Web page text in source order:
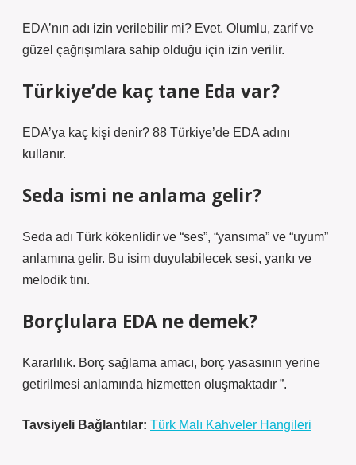
EDA’nın adı izin verilebilir mi? Evet. Olumlu, zarif ve
güzel çağrışımlara sahip olduğu için izin verilir.
Türkiye’de kaç tane Eda var?
EDA’ya kaç kişi denir? 88 Türkiye’de EDA adını
kullanır.
Seda ismi ne anlama gelir?
Seda adı Türk kökenlidir ve “ses”, “yansıma” ve “uyum”
anlamına gelir. Bu isim duyulabilecek sesi, yankı ve
melodik tını.
Borçlulara EDA ne demek?
Kararlılık. Borç sağlama amacı, borç yasasının yerine
getirilmesi anlamında hizmetten oluşmaktadır ”.
Tavsiyeli Bağlantılar: Türk Malı Kahveler Hangileri